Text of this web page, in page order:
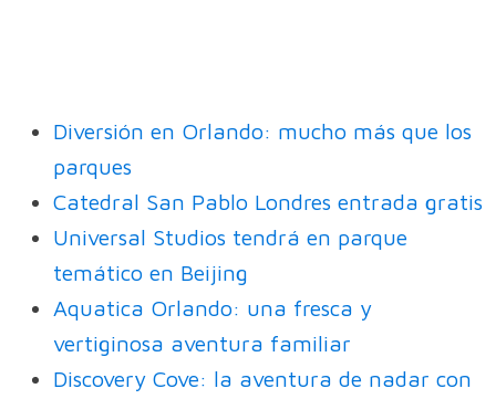
Diversión en Orlando: mucho más que los
parques
Catedral San Pablo Londres entrada gratis
Universal Studios tendrá en parque
temático en Beijing
Aquatica Orlando: una fresca y
vertiginosa aventura familiar
Discovery Cove: la aventura de nadar con